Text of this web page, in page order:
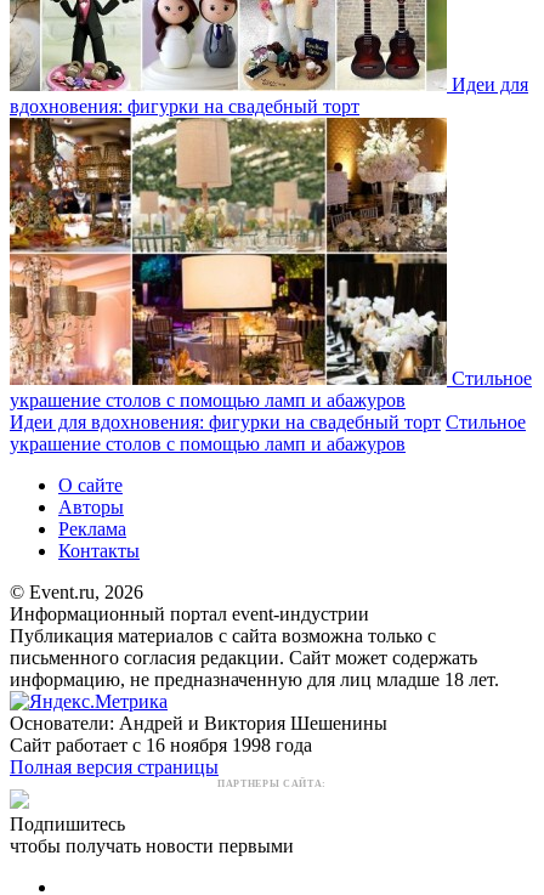
Идеи для
вдохновения: фигурки на свадебный торт
Стильное
украшение столов с помощью ламп и абажуров
Идеи для вдохновения: фигурки на свадебный торт Стильное
украшение столов с помощью ламп и абажуров
О сайте
Авторы
Реклама
Контакты
© Event.ru, 2026
Информационный портал event-индустрии
Публикация материалов с сайта возможна только с
письменного согласия редакции. Сайт может содержать
информацию, не предназначенную для лиц младше 18 лет.
Основатели: Андрей и Виктория Шешенины
Сайт работает с 16 ноября 1998 года
Полная версия страницы
ПАРТНЕРЫ САЙТА:
Подпишитесь
чтобы получать новости первыми